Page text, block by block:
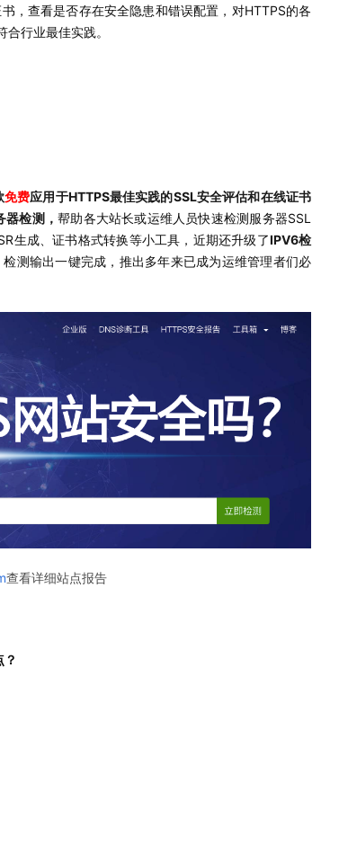
，查看是否存在安全隐患和错误配置，对HTTPS的各
行业最佳实践。
免费应用于HTTPS最佳实践的SSL安全评估和在线证书
器检测，帮助各大站长或运维人员快速检测服务器SSL
生成、证书格式转换等小工具，近期还升级了IPV6检
测输出一键完成，推出多年来已成为运维管理者们必
查看详细站点报告